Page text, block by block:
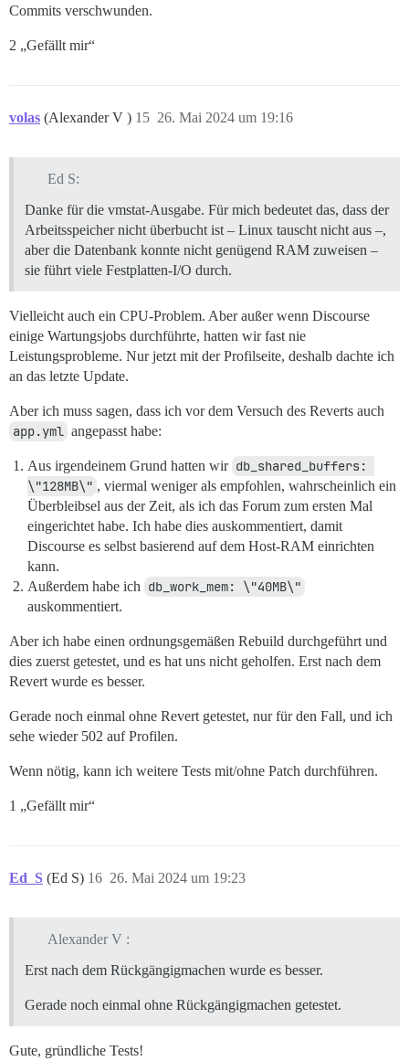
Commits verschwunden.
2 „Gefällt mir“
volas (Alexander V ) 26. Mai 2024 um 19:16
15
Ed S:
Danke für die vmstat-Ausgabe. Für mich bedeutet das, dass der
Arbeitsspeicher nicht überbucht ist – Linux tauscht nicht aus –,
aber die Datenbank konnte nicht genügend RAM zuweisen –
sie führt viele Festplatten-I/O durch.
Vielleicht auch ein CPU-Problem. Aber außer wenn Discourse
einige Wartungsjobs durchführte, hatten wir fast nie
Leistungsprobleme. Nur jetzt mit der Profilseite, deshalb dachte ich
an das letzte Update.
Aber ich muss sagen, dass ich vor dem Versuch des Reverts auch
app.yml angepasst habe:
Aus irgendeinem Grund hatten wir db_shared_buffers:
\"128MB\" , viermal weniger als empfohlen, wahrscheinlich ein
Überbleibsel aus der Zeit, als ich das Forum zum ersten Mal
eingerichtet habe. Ich habe dies auskommentiert, damit
Discourse es selbst basierend auf dem Host-RAM einrichten
kann.
Außerdem habe ich db_work_mem: \"40MB\"
auskommentiert.
Aber ich habe einen ordnungsgemäßen Rebuild durchgeführt und
dies zuerst getestet, und es hat uns nicht geholfen. Erst nach dem
Revert wurde es besser.
Gerade noch einmal ohne Revert getestet, nur für den Fall, und ich
sehe wieder 502 auf Profilen.
Wenn nötig, kann ich weitere Tests mit/ohne Patch durchführen.
1 „Gefällt mir“
Ed_S (Ed S) 26. Mai 2024 um 19:23
16
Alexander V :
Erst nach dem Rückgängigmachen wurde es besser.
Gerade noch einmal ohne Rückgängigmachen getestet.
Gute, gründliche Tests!